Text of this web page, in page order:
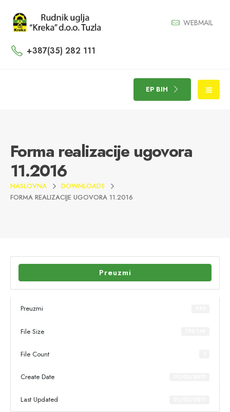
WEBMAIL
+387(35) 282 111
EP BIH
Forma realizacije ugovora
11.2016
NASLOVNA
DOWNLOADS
FORMA REALIZACIJE UGOVORA 11.2016
Preuzmi
Preuzmi
File Size
File Count
Create Date
Last Updated